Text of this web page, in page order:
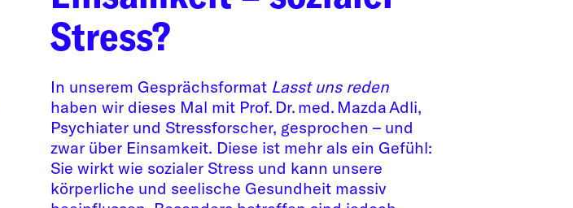
Stress?
In unserem Gesprächsformat Lasst uns reden
haben wir dieses Mal mit Prof. Dr. med. Mazda Adli,
Psychiater und Stressforscher, gesprochen – und
zwar über Einsamkeit. Diese ist mehr als ein Gefühl:
Sie wirkt wie sozialer Stress und kann unsere
körperliche und seelische Gesundheit massiv